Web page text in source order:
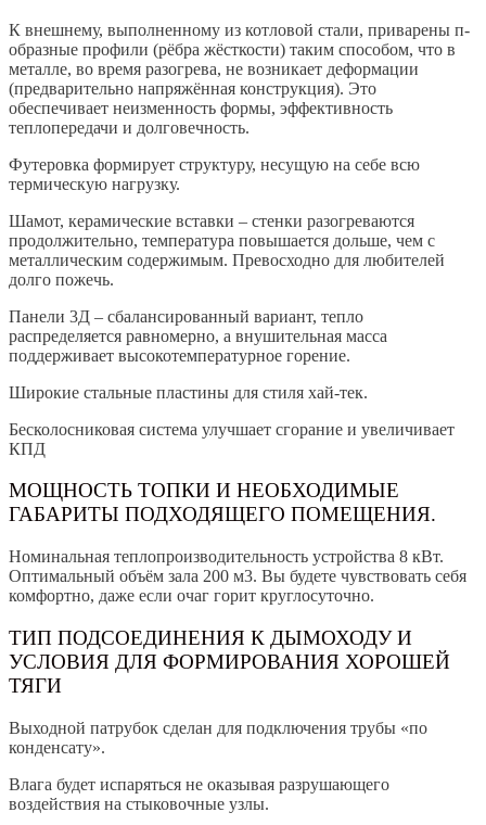
К внешнему, выполненному из котловой стали, приварены п-
образные профили (рёбра жёсткости) таким способом, что в
металле, во время разогрева, не возникает деформации
(предварительно напряжённая конструкция). Это
обеспечивает неизменность формы, эффективность
теплопередачи и долговечность.
Футеровка формирует структуру, несущую на себе всю
термическую нагрузку.
Шамот, керамические вставки – стенки разогреваются
продолжительно, температура повышается дольше, чем с
металлическим содержимым. Превосходно для любителей
долго пожечь.
Панели 3Д – сбалансированный вариант, тепло
распределяется равномерно, а внушительная масса
поддерживает высокотемпературное горение.
Широкие стальные пластины для стиля хай-тек.
Бесколосниковая система улучшает сгорание и увеличивает
КПД
МОЩНОСТЬ ТОПКИ И НЕОБХОДИМЫЕ
ГАБАРИТЫ ПОДХОДЯЩЕГО ПОМЕЩЕНИЯ.
Номинальная теплопроизводительность устройства 8 кВт.
Оптимальный объём зала 200 м3. Вы будете чувствовать себя
комфортно, даже если очаг горит круглосуточно.
ТИП ПОДСОЕДИНЕНИЯ К ДЫМОХОДУ И
УСЛОВИЯ ДЛЯ ФОРМИРОВАНИЯ ХОРОШЕЙ
ТЯГИ
Выходной патрубок сделан для подключения трубы «по
конденсату».
Влага будет испаряться не оказывая разрушающего
воздействия на стыковочные узлы.